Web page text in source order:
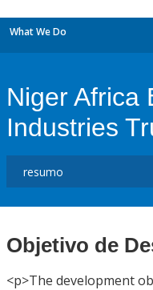
What We Do
Niger Africa
Industries
Objetivo de
<p>The development